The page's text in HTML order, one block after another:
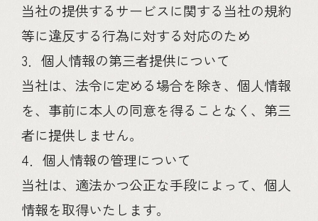
当社の提供するサービスに関する当社の規約
等に違反する行為に対する対応のため
3．個人情報の第三者提供について
当社は、法令に定める場合を除き、個人情報
を、事前に本人の同意を得ることなく、第三
者に提供しません。
4．個人情報の管理について
当社は、適法かつ公正な手段によって、個人
情報を取得いたします。